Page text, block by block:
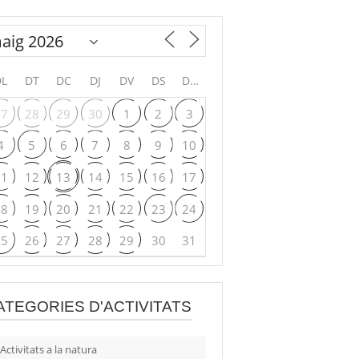
DT DC DJ DV DS DG
28 29 30 1 2
3
5 6 7 8 9
10
12 13 14 15 16
17
19 20 21 22 23
24
26 27 28 29 30 31
D'ACTIVITATS
Activitats a la natura